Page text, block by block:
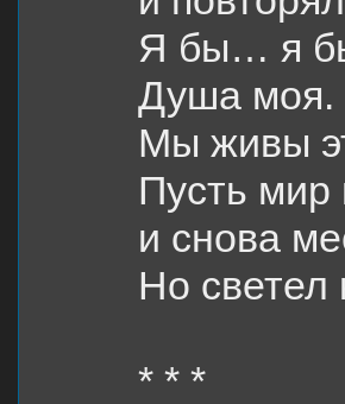
Я бы… я
Душа моя.
Мы живы
Пусть мир
и снова
Но светел
* * *